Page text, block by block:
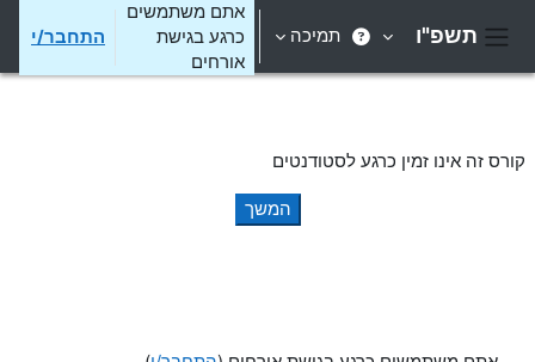
תשפ"ו תמיכה
אתם משתמשים
כרגע בגישת
אורחים
התחבר/י
קורס זה אינו זמין כרגע לסטודנטים
המשך